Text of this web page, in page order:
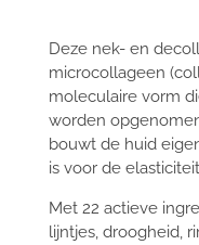
Deze nek- en
microcollageen
moleculaire vorm
worden
bouwt de huid
is voor de
Met 22 actieve
lijntjes, droogheid,